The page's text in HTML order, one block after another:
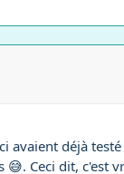
déjà
Ceci dit, c'est